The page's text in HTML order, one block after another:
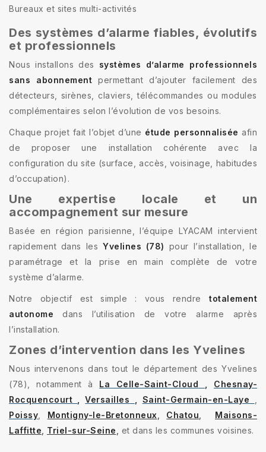
Bureaux et sites multi-activités
Des systèmes d’alarme fiables, évolutifs
et professionnels
Nous installons des systèmes d’alarme professionnels
sans abonnement permettant d’ajouter facilement des
détecteurs, sirènes, claviers, télécommandes ou modules
complémentaires selon l’évolution de vos besoins.
Chaque projet fait l’objet d’une étude personnalisée afin
de proposer une installation cohérente avec la
configuration du site (surface, accès, voisinage, habitudes
d’occupation).
Une expertise locale et un
accompagnement sur mesure
Basée en région parisienne, l’équipe LYACAM intervient
rapidement dans lesYvelines (78) pour l’installation, le
paramétrage et la prise en main complète de votre
système d’alarme.
Notre objectif est simple : vous rendre totalement
autonome dans l’utilisation de votre alarme après
l’installation.
Zones d’intervention dans les Yvelines
Nous intervenons dans tout le département des Yvelines
(78), notamment à La Celle-Saint-Cloud
Chesnay-
Rocquencourt
,Versailles Saint-Germain-en-Laye
Poissy
Montigny-le-Bretonneux Chatou
Maisons-
Laffitte
Triel-sur-Seine et dans les communes voisines.